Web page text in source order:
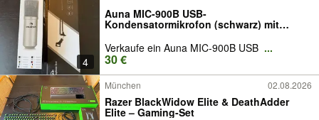
4
Auna MIC-900B USB-
Kondensatormikrofon (schwarz) mit
Verkaufe ein Auna MIC-900B USB ...
30 €
München 02.08.2026
Razer BlackWidow Elite & DeathAdder
Elite – Gaming-Set